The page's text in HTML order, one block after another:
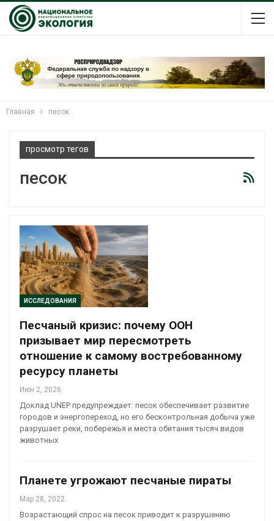
Главная песок
просмотр тегов
песок
ИССЛЕДОВАНИЯ
Песчаный кризис: почему ООН
призывает мир пересмотреть
отношение к самому востребованному
ресурсу планеты
Июн 2, 2026
Доклад UNEP предупреждает: песок обеспечивает развитие
городов и энергопереход, но его бесконтрольная добыча уже
разрушает реки, побережья и места обитания тысяч видов
животных
Планете угрожают песчаные пираты
Мар 28, 2022
Возрастающий спрос на песок приводит к разрушению